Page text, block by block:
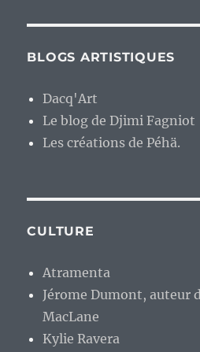
BLOGS ARTISTIQUES
Dacq'Art
Le blog de Djimi Fagniot
Les créations de Péhä.
CULTURE
Atramenta
Jérome Dumont, auteur
MacLane
Kylie Ravera